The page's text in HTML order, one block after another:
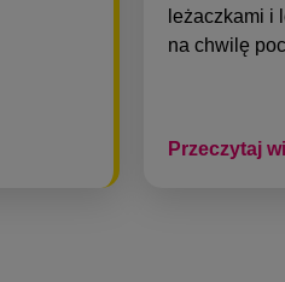
leżaczkami i
na chwilę
Przeczytaj